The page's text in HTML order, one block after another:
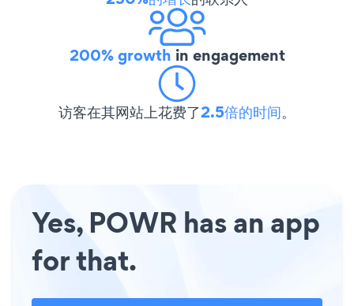
200% growth in engagement
访客在其网站上花费了2.5倍的时间。
Yes, POWR has an app
for that.